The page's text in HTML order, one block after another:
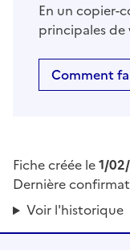
En un copier-
principales
Comment
Fiche créée le1/
Dernière
Voir l'historique